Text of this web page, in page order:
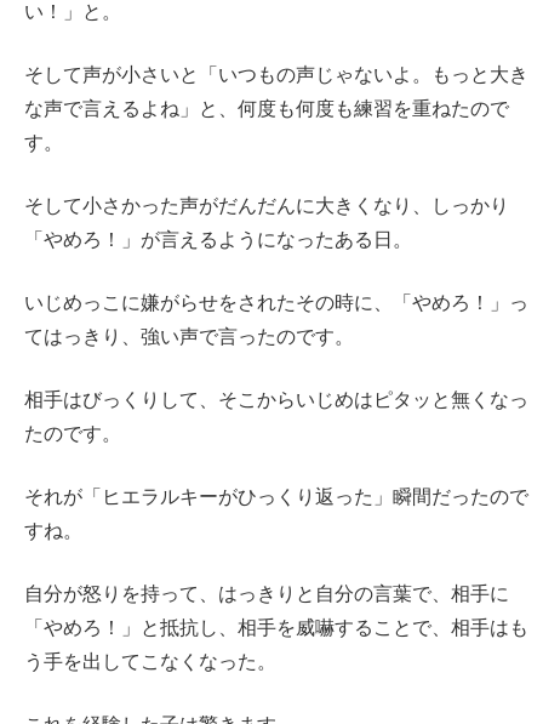
い！」と。
そして声が小さいと「いつもの声じゃないよ。もっと大き
な声で言えるよね」と、何度も何度も練習を重ねたので
す。
そして小さかった声がだんだんに大きくなり、しっかり
「やめろ！」が言えるようになったある日。
いじめっこに嫌がらせをされたその時に、「やめろ！」っ
てはっきり、強い声で言ったのです。
相手はびっくりして、そこからいじめはピタッと無くなっ
たのです。
それが「ヒエラルキーがひっくり返った」瞬間だったので
すね。
自分が怒りを持って、はっきりと自分の言葉で、相手に
「やめろ！」と抵抗し、相手を威嚇することで、相手はも
う手を出してこなくなった。